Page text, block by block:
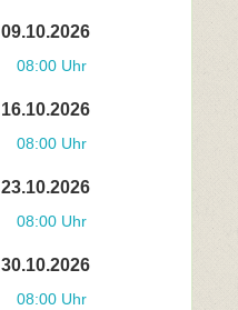
09.10.2026
08:00 Uhr
16.10.2026
08:00 Uhr
23.10.2026
08:00 Uhr
30.10.2026
08:00 Uhr